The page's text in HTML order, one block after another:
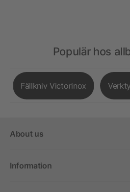
Populär hos
Fällkniv Victorinox
About us
Information